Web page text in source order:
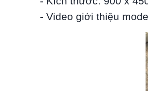
- Video giới thiệu